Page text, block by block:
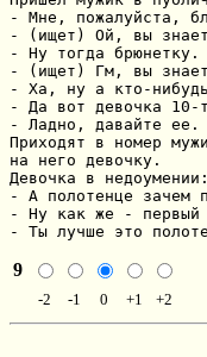
- Мне, пожалуйста,
- (ищет) Ой, вы
- Ну тогда брюнетку.
- (ищет) Гм, вы
- Ха, ну а кто-
- Да вот девочка 10-
- Ладно, давайте ее.
Приходят в номер
на него девочку.
Девочка в недоумении:
- А полотенце зачем
- Ну как же - первый
- Ты лучше это
9
-2 -1 0 +1 +2